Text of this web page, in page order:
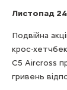
Листопад
Подвійна
крос-
C5 Aircross
гривень